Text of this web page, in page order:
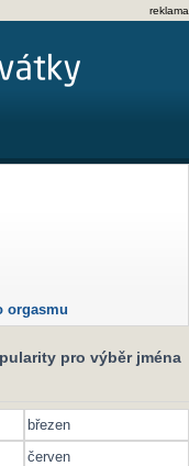
reklama
orgasmu
pro výběr jména
březen
červen